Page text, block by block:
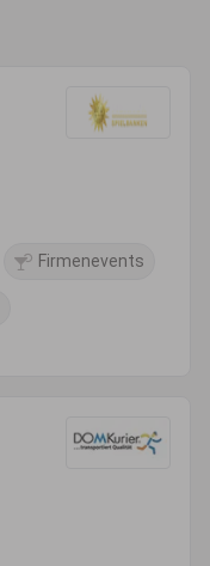
Firmenevents